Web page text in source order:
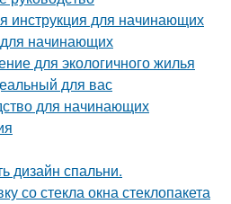
инструкция для начинающих
начинающих
для экологичного жилья
для вас
для начинающих
дизайн спальни.
со стекла окна стеклопакета